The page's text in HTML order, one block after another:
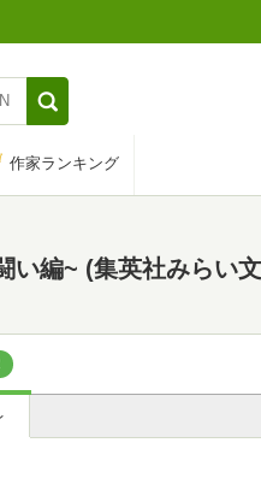
作家ランキング
い編~ (集英社みらい